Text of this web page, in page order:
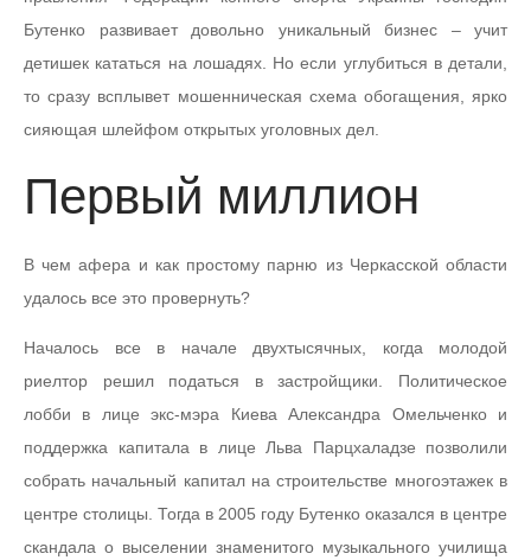
Бутенко развивает довольно уникальный бизнес – учит
детишек кататься на лошадях. Но если углубиться в детали,
то сразу всплывет мошенническая схема обогащения, ярко
сияющая шлейфом открытых уголовных дел.
Первый миллион
В чем афера и как простому парню из Черкасской области
удалось все это провернуть?
Началось все в начале двухтысячных, когда молодой
риелтор решил податься в застройщики. Политическое
лобби в лице экс-мэра Киева Александра Омельченко и
поддержка капитала в лице Льва Парцхаладзе позволили
собрать начальный капитал на строительстве многоэтажек в
центре столицы. Тогда в 2005 году Бутенко оказался в центре
скандала о выселении знаменитого музыкального училища